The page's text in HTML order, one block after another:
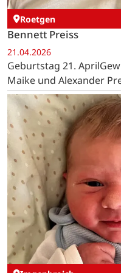
Roetgen
Bennett Preiss
21.04.2026
Geburtstag 21.
Maike und Alexander